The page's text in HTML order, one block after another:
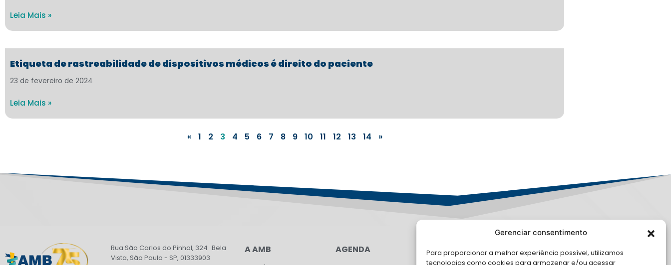
Gerenciar consentimento
Para proporcionar a melhor experiência possível, utilizamos
tecnologias como cookies para armazenar e/ou acessar
Leia Mais »
Etiqueta de rastreabilidade de dispositivos médicos é direito do paciente
23 de fevereiro de 2024
Leia Mais »
« 1 2 3 4 5 6 7 8 9 10 11 12 13 14 »
Rua São Carlos do Pinhal, 324 Bela
Vista, São Paulo - SP, 01333903
A AMB
AGENDA
LGPD